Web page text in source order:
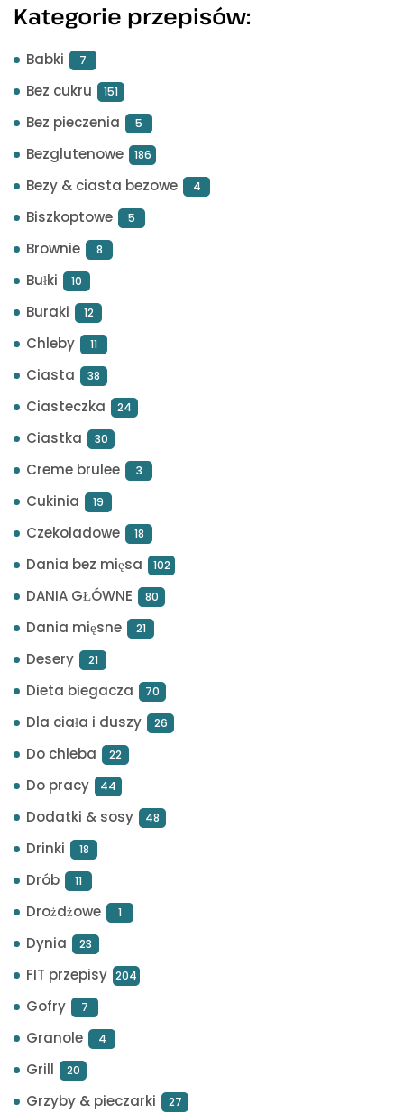
Kategorie przepisów:
Babki 7
Bez cukru 151
Bez pieczenia 5
Bezglutenowe 186
Bezy & ciasta bezowe 4
Biszkoptowe 5
Brownie 8
Bułki 10
Buraki 12
Chleby 11
Ciasta 38
Ciasteczka 24
Ciastka 30
Creme brulee 3
Cukinia 19
Czekoladowe 18
Dania bez mięsa 102
DANIA GŁÓWNE 80
Dania mięsne 21
Desery 21
Dieta biegacza 70
Dla ciała i duszy 26
Do chleba 22
Do pracy 44
Dodatki & sosy 48
Drinki 18
Drób 11
Drożdżowe 1
Dynia 23
FIT przepisy 204
Gofry 7
Granole 4
Grill 20
Grzyby & pieczarki 27